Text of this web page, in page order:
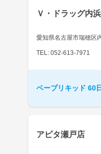
Ｖ・ドラッグ内
愛知県名古屋市瑞穂区
TEL: 052-613-7971
ベープリキッド 60
アピタ瀬戸店